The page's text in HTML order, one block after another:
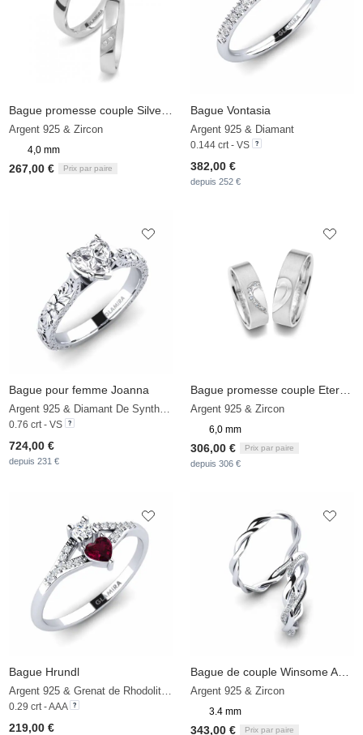
Argent 925 & Zircon
4,0 mm
267,00 € Prix par paire
Bague Vontasia
Argent 925 & Diamant
0.144 crt - VS
382,00 €
depuis 252 €
Bague pour femme Joanna
Argent 925 & Diamant De Synthèse
0.76 crt - VS
724,00 €
depuis 231 €
Argent 925 & Zircon
6,0 mm
306,00 € Prix par paire
depuis 306 €
Bague Hrundl
Argent 925 & Grenat de Rhodolite & Zircon
0.29 crt - AAA
219,00 €
Argent 925 & Zircon
3.4 mm
343,00 € Prix par paire